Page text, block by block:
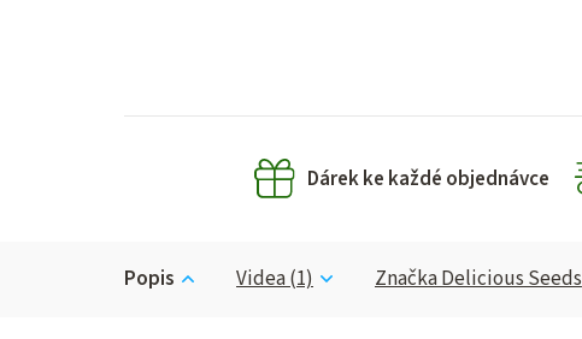
Dárek ke každé objednávce
Popis Videa (1) ZnačkaDelicious Seeds